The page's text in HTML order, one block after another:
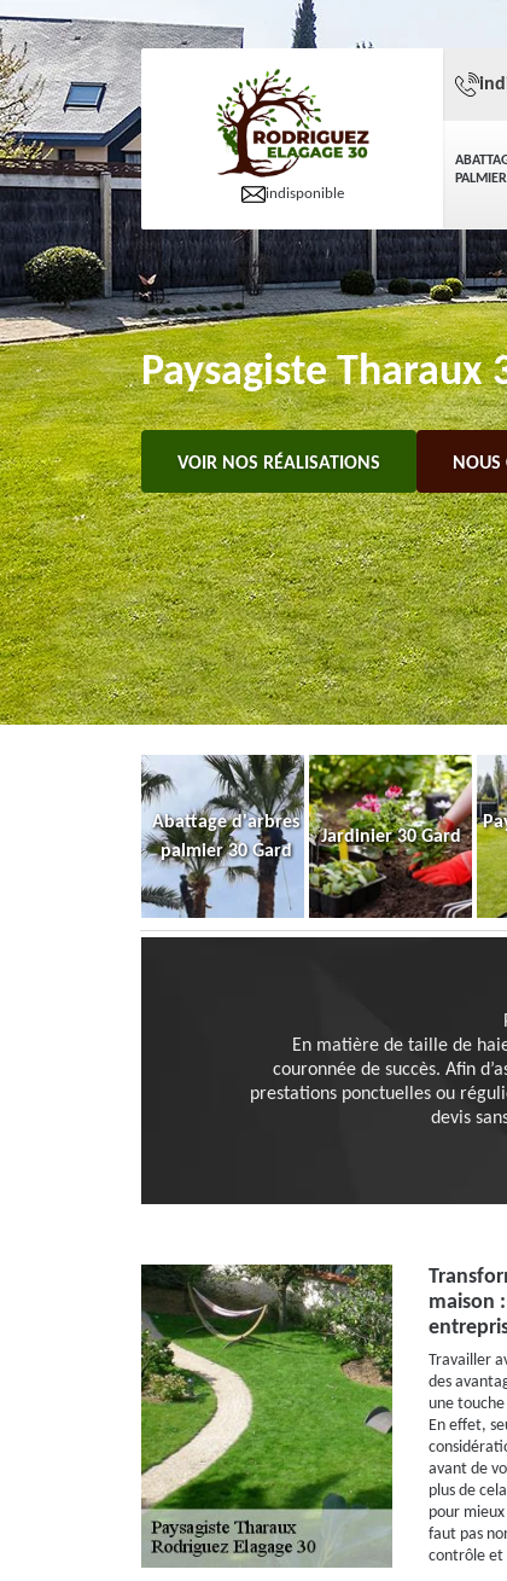
indisponible
Paysagiste Tharaux
VOIR NOS RÉALISATIONS NOUS
Abattage d'arbres
palmier 30 Gard
Jardinier 30 Gard
En matière de taille de
couronnée de succès. Afin
prestations ponctuelles ou
devis
maison
Travailler
des
une
En effet,
avant de
plus de
pour
faut pas
contrôle et